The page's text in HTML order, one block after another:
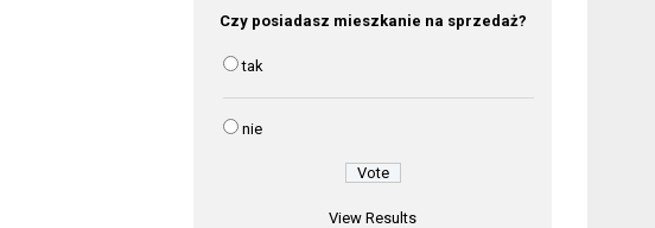
Czy posiadasz mieszkanie na sprzedaż?
tak
nie
View Results